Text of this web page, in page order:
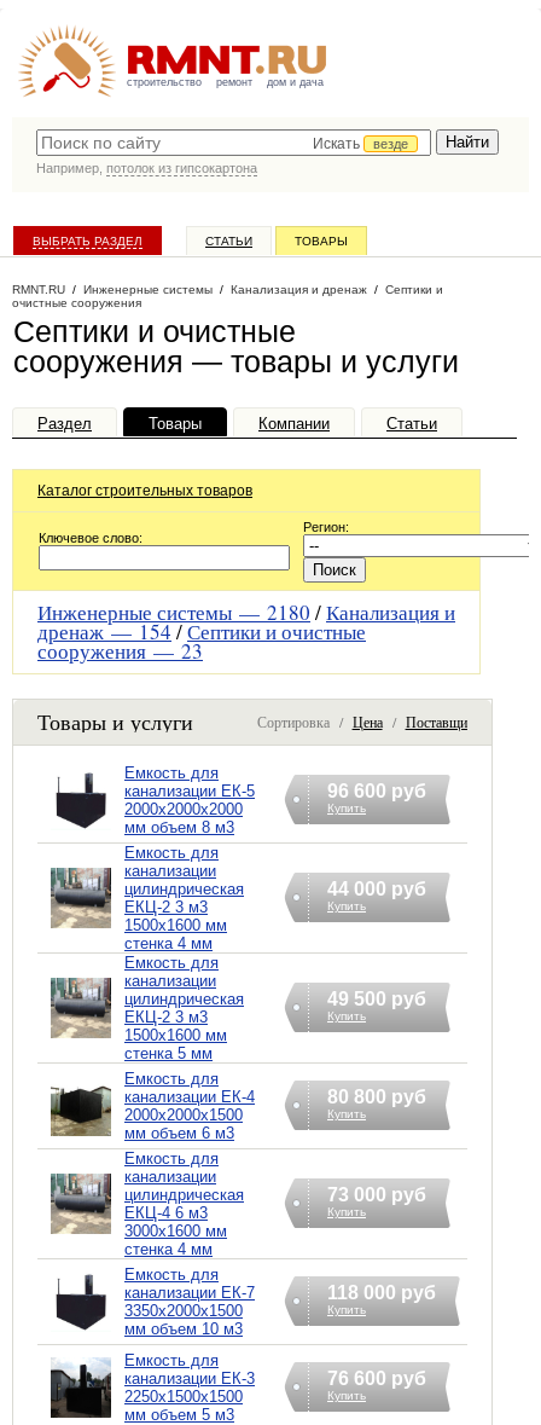
строительство ремонт дом и дача
Искать
везде
Например, потолок из гипсокартона
ВЫБРАТЬ РАЗДЕЛ СТАТЬИ ТОВАРЫ
RMNT.RU / Инженерные системы / Канализация и дренаж / Септики и
очистные сооружения
Септики и очистные
сооружения — товары и услуги
Раздел Товары Компании Статьи
Каталог строительных товаров
Ключевое слово:
Регион:
Инженерные системы — 2180 /Канализация и
дренаж —154/Септики и очистные
сооружения — 23
Товары и услуги Сортировка / Цена/ Поставщик
Емкость для
канализации ЕК-5
2000х2000х2000
мм объем 8 м3
96 600 руб
Купить
Емкость для
канализации
цилиндрическая
ЕКЦ-2 3 м3
1500х1600 мм
стенка 4 мм
44 000 руб
Купить
Емкость для
канализации
цилиндрическая
ЕКЦ-2 3 м3
1500х1600 мм
стенка 5 мм
49 500 руб
Купить
Емкость для
канализации ЕК-4
2000х2000х1500
мм объем 6 м3
80 800 руб
Купить
Емкость для
канализации
цилиндрическая
ЕКЦ-4 6 м3
3000х1600 мм
стенка 4 мм
73 000 руб
Купить
Емкость для
канализации ЕК-7
3350х2000х1500
мм объем 10 м3
118 000 руб
Купить
Емкость для
канализации ЕК-3
2250х1500х1500
мм объем 5 м3
76 600 руб
Купить